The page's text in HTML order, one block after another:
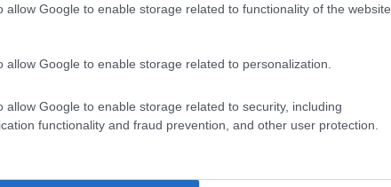
allow Google to enable storage related to functionality of the website
allow Google to enable storage related to personalization.
allow Google to enable storage related to security, including
functionality and fraud prevention, and other user protection.